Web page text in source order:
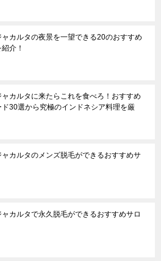
ャカルタの夜景を一望できる20のおすすめ
介！
ャカルタに来たらこれを食べろ！おすすめ
ド30選から究極のインドネシア料理を厳
ャカルタのメンズ脱毛ができるおすすめサ
ャカルタで永久脱毛ができるおすすめサロ